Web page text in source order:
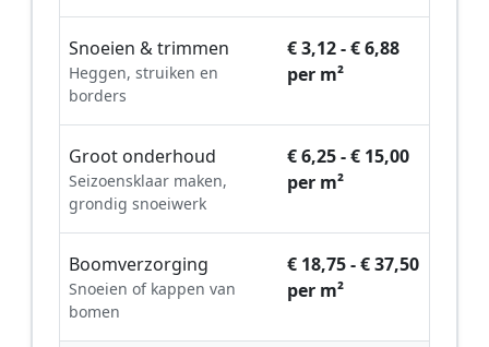
Snoeien & trimmen
Heggen, struiken en
borders
€ 3,12 - € 6,88
per m²
Groot onderhoud
Seizoensklaar maken,
grondig snoeiwerk
€ 6,25 - € 15,00
per m²
Boomverzorging
Snoeien of kappen van
bomen
€ 18,75 - € 37,50
per m²